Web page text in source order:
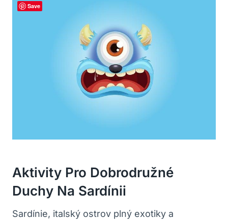
Aktivity Pro Dobrodružné
Duchy Na Sardínii
Sardínie, italský ostrov plný exotiky a
Save